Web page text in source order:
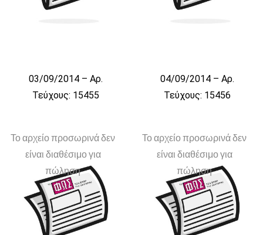
03/09/2014 – Αρ.
Τεύχους: 15455
04/09/2014 – Αρ.
Τεύχους: 15456
Το αρχείο προσωρινά δεν
είναι διαθέσιμο για
πώληση
Το αρχείο προσωρινά δεν
είναι διαθέσιμο για
πώληση